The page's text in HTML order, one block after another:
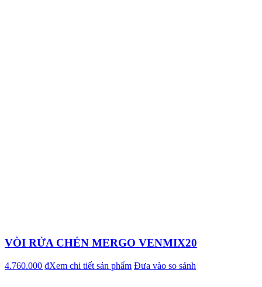
VÒI RỬA CHÉN MERGO VENMIX20
4.760.000 ₫Xem chi tiết sản phẩm Đưa vào so sánh